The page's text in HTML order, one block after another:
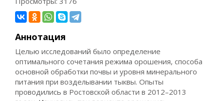
Аннотация
Целью исследований было определение
оптимального сочетания режима орошения, способа
основной обработки почвы и уровня минерального
питания при возделывании тыквы. Опыты
проводились в Ростовской области в 2012–2013